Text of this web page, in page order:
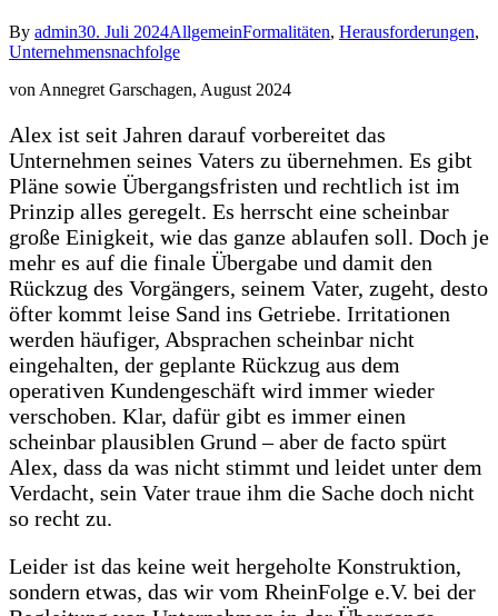
By admin30. Juli 2024AllgemeinFormalitäten, Herausforderungen,
Unternehmensnachfolge
von Annegret Garschagen, August 2024
Alex ist seit Jahren darauf vorbereitet das
Unternehmen seines Vaters zu übernehmen. Es gibt
Pläne sowie Übergangsfristen und rechtlich ist im
Prinzip alles geregelt. Es herrscht eine scheinbar
große Einigkeit, wie das ganze ablaufen soll. Doch je
mehr es auf die finale Übergabe und damit den
Rückzug des Vorgängers, seinem Vater, zugeht, desto
öfter kommt leise Sand ins Getriebe. Irritationen
werden häufiger, Absprachen scheinbar nicht
eingehalten, der geplante Rückzug aus dem
operativen Kundengeschäft wird immer wieder
verschoben. Klar, dafür gibt es immer einen
scheinbar plausiblen Grund – aber de facto spürt
Alex, dass da was nicht stimmt und leidet unter dem
Verdacht, sein Vater traue ihm die Sache doch nicht
so recht zu.
Leider ist das keine weit hergeholte Konstruktion,
sondern etwas, das wir vom RheinFolge e.V. bei der